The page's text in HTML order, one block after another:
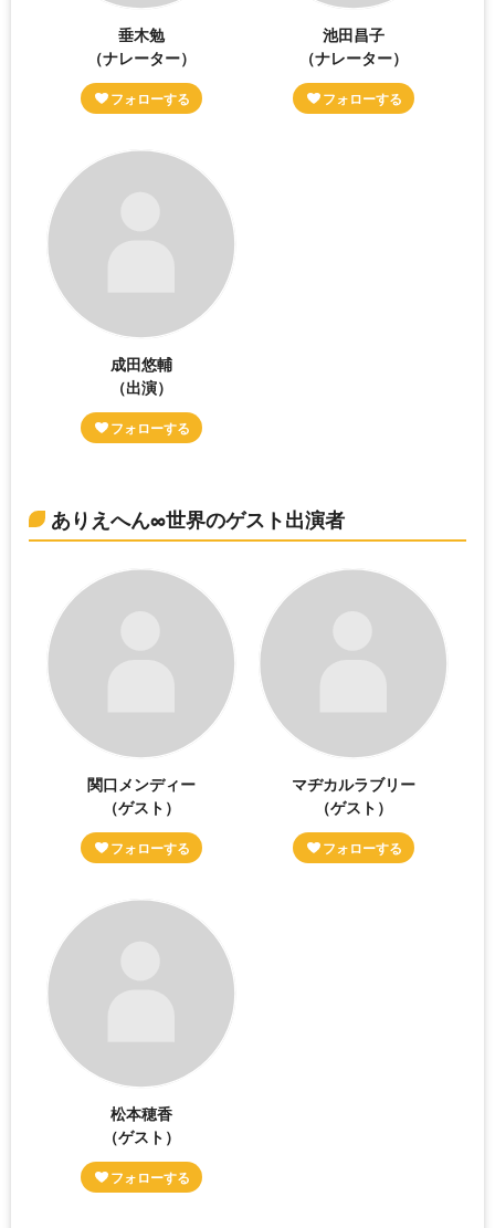
垂木勉
（ナレーター）
池田昌子
（ナレーター）
成田悠輔
（出演）
ありえへん∞世界のゲスト出演者
関口メンディー
（ゲスト）
マヂカルラブリー
（ゲスト）
松本穂香
（ゲスト）